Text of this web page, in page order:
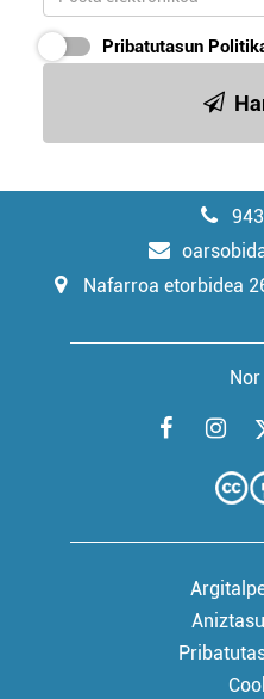
Pribatutasun
Nafarroa etorbidea